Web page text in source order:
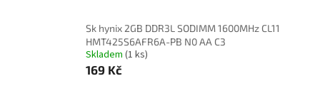
Sk hynix 2GB DDR3L SODIMM 1600MHz CL11
HMT425S6AFR6A-PB N0 AA C3
Skladem (1 ks)
169 Kč